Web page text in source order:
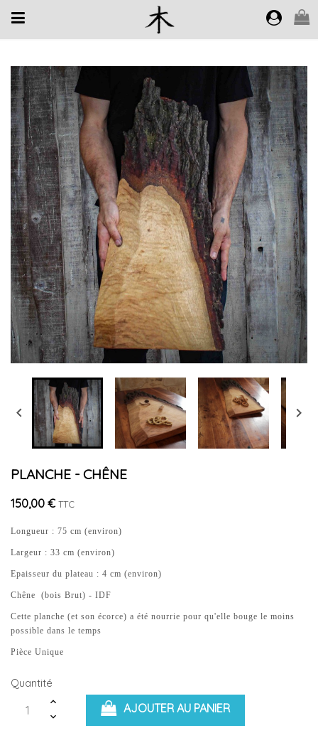
 
PLANCHE - CHÊNE
150,00 € TTC
Longueur : 75 cm (environ)
Largeur : 33 cm (environ)
Epaisseur du plateau : 4 cm (environ)
Chêne (bois Brut) - IDF
Cette planche (et son écorce) a été nourrie pour qu'elle bouge le moins
possible dans le temps
Pièce Unique
Quantité
AJOUTER AU PANIER